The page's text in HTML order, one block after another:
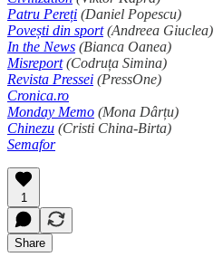
Patru Pereți (Daniel Popescu)
Povești din sport(Andreea Giuclea)
In the News (Bianca Oanea)
Misreport(Codruța Simina)
Revista Pressei (PressOne)
Cronica.ro
Monday Memo (Mona Dârțu)
Chinezu (Cristi China-Birta)
Semafor
1
Share